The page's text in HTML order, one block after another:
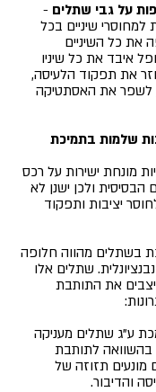
על גבי שתלים -
שיניים בכל
את כל השיניים
איבד את כל שיניו
את תפקוד הלעיסה,
לשפר את האסתטיקה
שלמות בתמיכת
מונחת ישירות על רכס
הבסיסית ולכן ישנן לא
יציבות ותפקוד
בשתלים מהווה חלופה
שתלים אלו
את התותבת
ע"ג שתלים מעניקה
בהשוואה לתותבת
מונעים תזוזה של
והדיבור.